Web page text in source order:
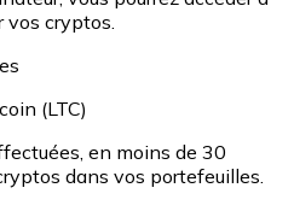
vos cryptos.
(LTC)
en moins de 30
dans vos portefeuilles.